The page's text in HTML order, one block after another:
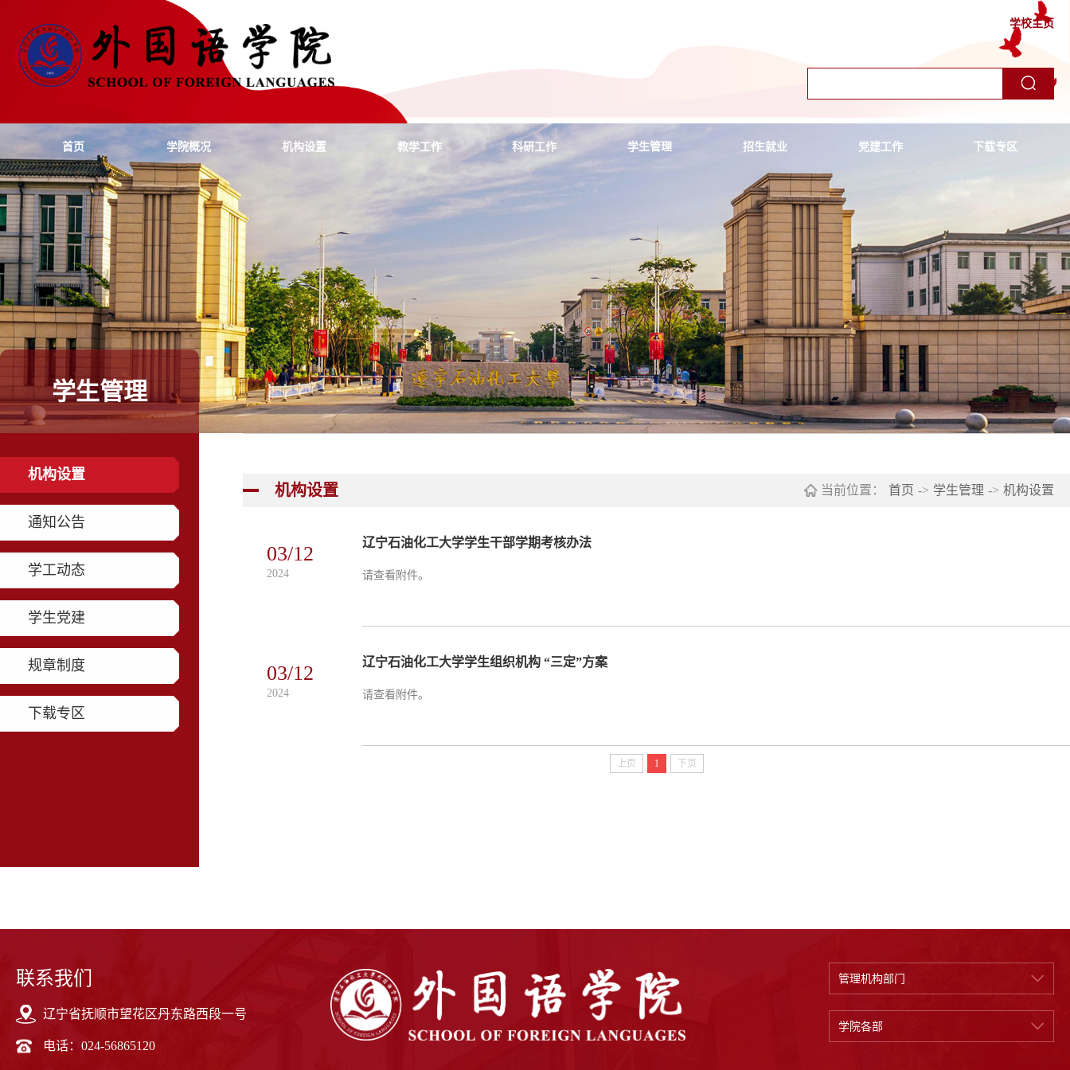
学校主页
首页 学院概况 机构设置 教学工作 科研工作 学生管理 招生就业 党建工作 下载专区
学生管理
机构设置
通知公告
学工动态
学生党建
规章制度
下载专区
机构设置 当前位置： 首页 -> 学生管理 -> 机构设置
03/12
2024
辽宁石油化工大学学生干部学期考核办法
请查看附件。
03/12
2024
辽宁石油化工大学学生组织机构 “三定”方案
请查看附件。
上页 1 下页
联系我们
辽宁省抚顺市望花区丹东路西段一号
电话：024-56865120
管理机构部门
学院各部